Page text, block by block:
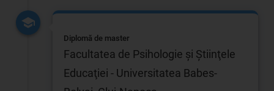
Diplomă de master
Facultatea de Psihologie şi Ştiinţele
Educaţiei - Universitatea Babes-